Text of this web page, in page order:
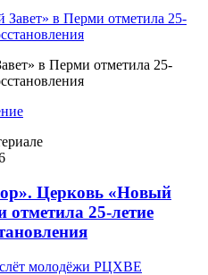
в Перми отметила 25-
Церковь «Новый
отметила 25-летие